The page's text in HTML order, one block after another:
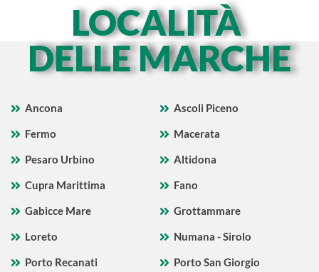
LOCALITÀ
DELLE MARCHE
Ancona
Ascoli Piceno
Fermo
Macerata
Pesaro Urbino
Altidona
Cupra Marittima
Fano
Gabicce Mare
Grottammare
Loreto
Numana - Sirolo
Porto Recanati
Porto San Giorgio